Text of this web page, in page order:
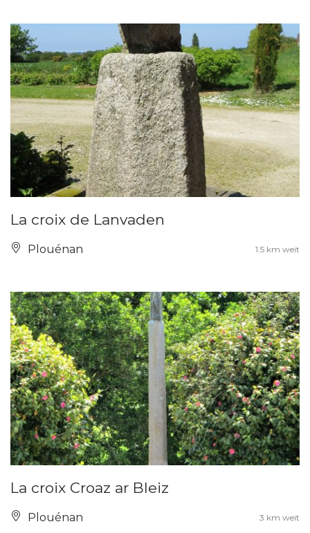
La croix de Lanvaden
Plouénan 1.5 km weit
La croix Croaz ar Bleiz
Plouénan 3 km weit